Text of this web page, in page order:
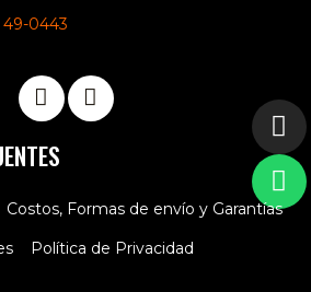
49-0443
Costos, Formas de envío y Garantías
Política de Privacidad